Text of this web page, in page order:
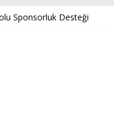
Sponsorluk Desteği